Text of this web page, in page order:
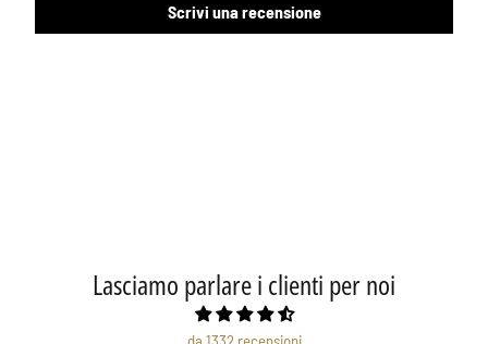
Scrivi una recensione
Lasciamo parlare i clienti per noi